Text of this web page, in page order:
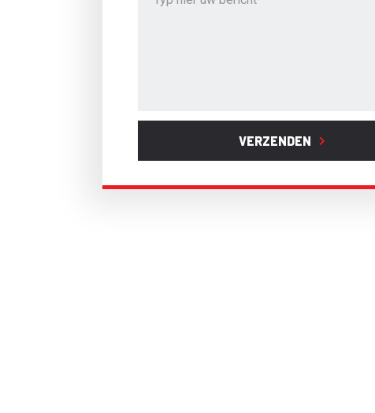
VERZENDEN